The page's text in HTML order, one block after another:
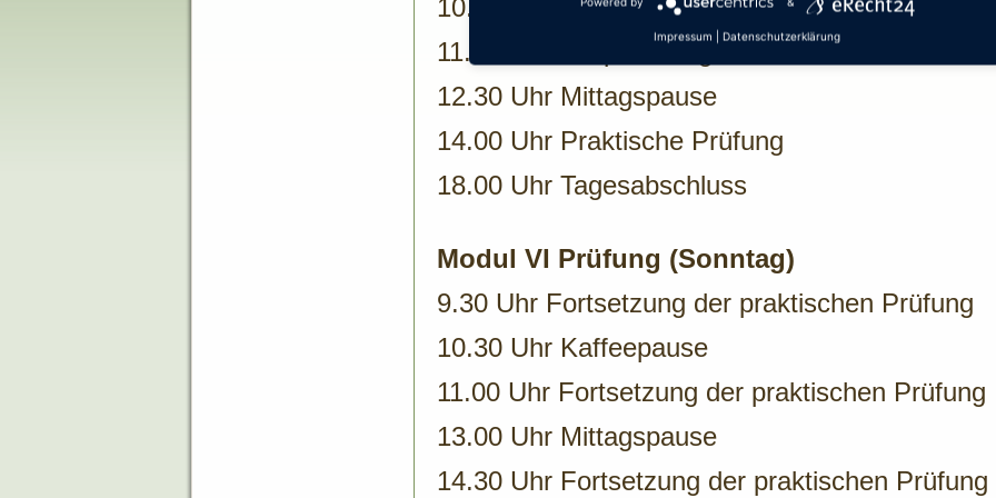
10.30 Uhr Kaffeepause
11.00 Uhr Besprechung der theoretischen
12.30 Uhr Mittagspause
14.00 Uhr Praktische Prüfung
18.00 Uhr Tagesabschluss
Modul VI Prüfung (Sonntag)
9.30 Uhr Fortsetzung der praktischen Prüfung
10.30 Uhr Kaffeepause
11.00 Uhr Fortsetzung der praktischen Prüfung
13.00 Uhr Mittagspause
14.30 Uhr Fortsetzung der praktischen Prüfung
Impressum Datenschutzerklärung